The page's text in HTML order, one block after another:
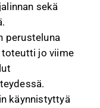
sekä
perusteluna
toteutti jo viime
käynnistyttyä